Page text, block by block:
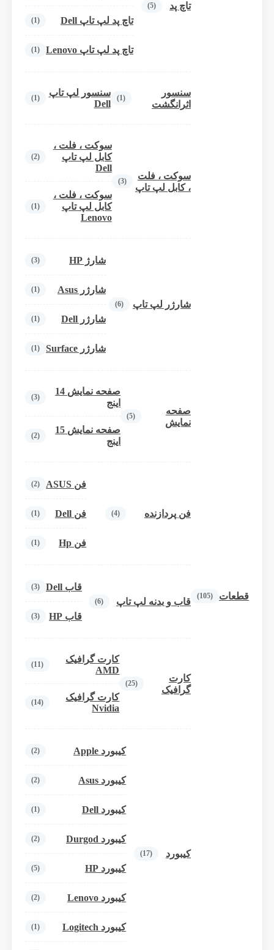
قطعات (105)
تاچ پد (5)
تاچ پد لپ تاپ Dell (1)
تاچ پد لپ تاپ Lenovo (1)
سنسور
اثرانگشت
(1)
سنسور لپ تاپ
Dell
(1)
سوکت ، فلت
، کابل لپ تاپ
(3)
سوکت ، فلت ،
کابل لپ تاپ
Dell
(2)
سوکت ، فلت ،
کابل لپ تاپ
Lenovo
(1)
شارژر لپ تاپ (6)
شارژ HP (3)
شارژر Asus (1)
شارژر Dell (1)
شارژر Surface (1)
صفحه
نمایش
(5)
صفحه نمایش 14
اینج
(3)
صفحه نمایش 15
اینج
(2)
فن پردازنده (4)
فن ASUS (2)
فن Dell (1)
فن Hp (1)
قاب و بدنه لپ تاپ (6)
قاب Dell (3)
قاب HP (3)
کارت
گرافیک
(25)
کارت گرافیک
AMD
(11)
کارت گرافیک
Nvidia
(14)
کیبورد (17)
کیبورد Apple (2)
کیبورد Asus (2)
کیبورد Dell (1)
کیبورد Durgod (2)
کیبورد HP (5)
کیبورد Lenovo (2)
کیبورد Logitech (1)